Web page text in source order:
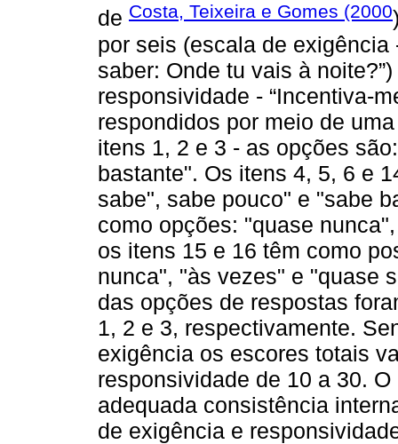
de Costa, Teixeira e Gomes (2000
por seis (escala de exigência
saber: Onde tu vais à
responsividade - “Incentiva-
respondidos por meio de
itens 1, 2 e 3 - as opções
bastante". Os itens 4, 5, 6 e
sabe", sabe pouco" e "sabe
como opções: "quase
os itens 15 e 16 têm como
nunca", "às vezes" e "quase
das opções de respostas
1, 2 e 3, respectivamente.
exigência os escores totais
responsividade de 10 a 30.
adequada consistência
de exigência e